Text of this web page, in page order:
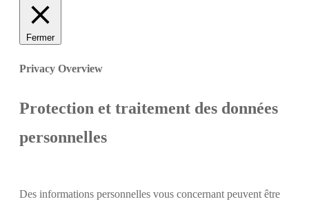
Fermer
Privacy Overview
Protection et traitement des données
personnelles
Des informations personnelles vous concernant peuvent être